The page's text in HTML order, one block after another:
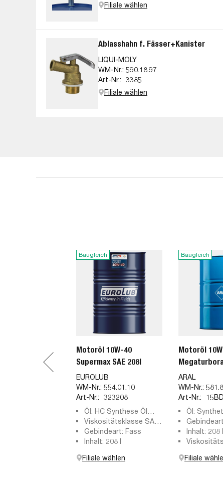
Filiale wählen
Ablasshahn f. Fässer+Kanister
LIQUI-MOLY
WM-Nr.: 590.18.97
Art-Nr.: 3385
Filiale wählen
Baugleich
Motoröl 10W-40
Supermax SAE 208l
EUROLUB
WM-Nr.: 554.01.10
Art-Nr.: 323208
Öl: HC Synthese Öl
(Hydro-Cracked)
Viskositätsklasse SAE:
10W-40
Gebindeart: Fass
Inhalt: 208 l
Filiale wählen
Baugleich
Motoröl
ARAL
WM-Nr.:
Art-Nr.:
Öl:
Inhalt: 208 l
Filiale